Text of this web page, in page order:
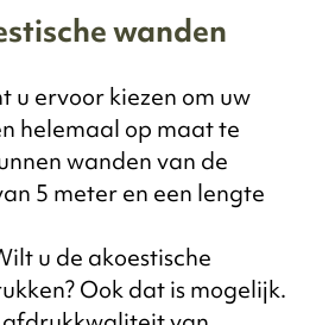
wanden
u ervoor kiezen om uw
helemaal op maat te
wanden van de
5 meter en een lengte
u de akoestische
Ook dat is mogelijk.